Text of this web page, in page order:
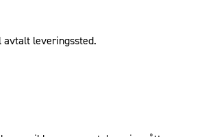
leveringssted.